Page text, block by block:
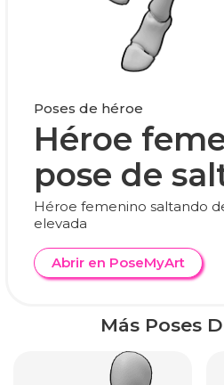
Poses de héroe
Héroe
pose de
Héroe femenino saltando
elevada
Abrir en PoseMyArt
Más Poses